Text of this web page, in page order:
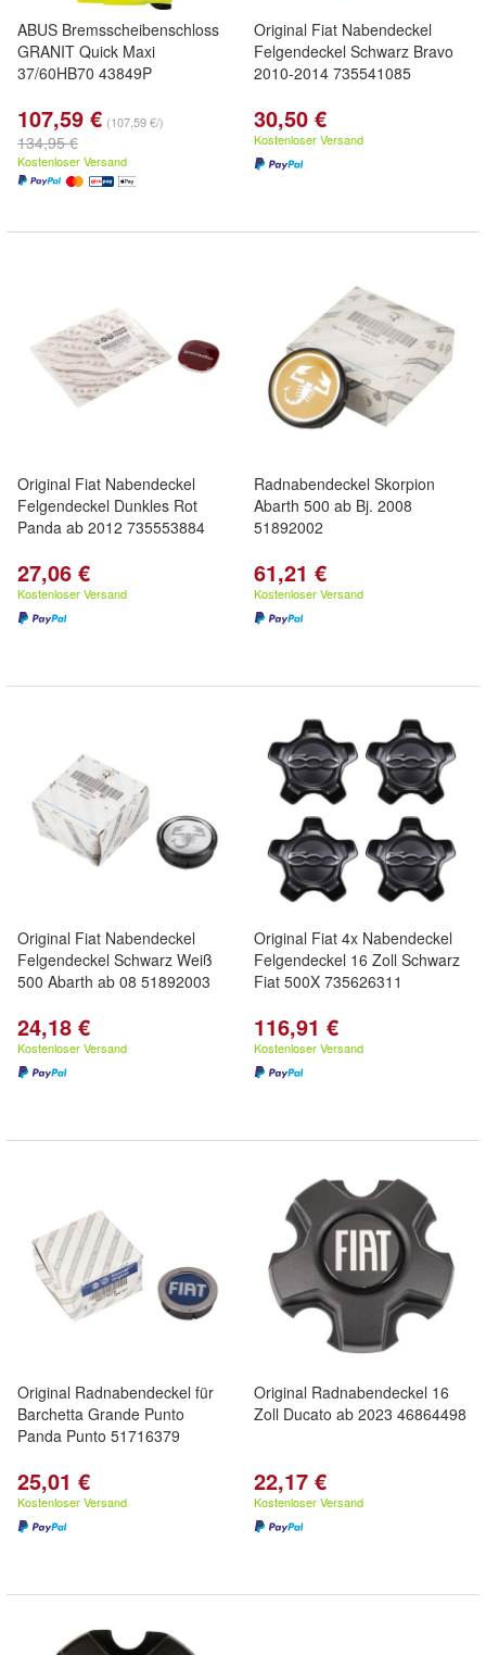
ABUS Bremsscheibenschloss
GRANIT Quick Maxi
37/60HB70 43849P
107,59 € (107,59 €/)
134,95 €
Kostenloser Versand
Original Fiat Nabendeckel
Felgendeckel Schwarz Bravo
2010-2014 735541085
30,50 €
Kostenloser Versand
Original Fiat Nabendeckel
Felgendeckel Dunkles Rot
Panda ab 2012 735553884
27,06 €
Kostenloser Versand
Radnabendeckel Skorpion
Abarth 500 ab Bj. 2008
51892002
61,21 €
Kostenloser Versand
Original Fiat Nabendeckel
Felgendeckel Schwarz Weiß
500 Abarth ab 08 51892003
24,18 €
Kostenloser Versand
Original Fiat 4x Nabendeckel
Felgendeckel 16 Zoll Schwarz
Fiat 500X 735626311
116,91 €
Kostenloser Versand
Original Radnabendeckel für
Barchetta Grande Punto
Panda Punto 51716379
25,01 €
Kostenloser Versand
Original Radnabendeckel 16
Zoll Ducato ab 2023 46864498
22,17 €
Kostenloser Versand